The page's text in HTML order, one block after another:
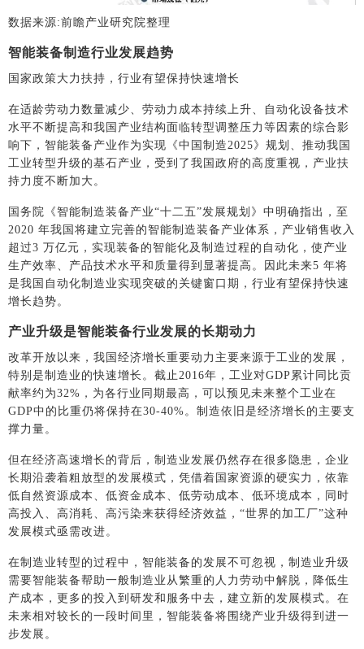
数据来源:前瞻产业研究院整理
智能装备制造行业发展趋势
国家政策大力扶持，行业有望保持快速增长
在适龄劳动力数量减少、劳动力成本持续上升、自动化设备技术
水平不断提高和我国产业结构面临转型调整压力等因素的综合影
响下，智能装备产业作为实现《中国制造2025》规划、推动我国
工业转型升级的基石产业，受到了我国政府的高度重视，产业扶
持力度不断加大。
国务院《智能制造装备产业“十二五”发展规划》中明确指出，至
2020 年我国将建立完善的智能制造装备产业体系，产业销售收入
超过3 万亿元，实现装备的智能化及制造过程的自动化，使产业
生产效率、产品技术水平和质量得到显著提高。因此未来5 年将
是我国自动化制造业实现突破的关键窗口期，行业有望保持快速
增长趋势。
产业升级是智能装备行业发展的长期动力
改革开放以来，我国经济增长重要动力主要来源于工业的发展，
特别是制造业的快速增长。截止2016年，工业对GDP累计同比贡
献率约为32%，为各行业同期最高，可以预见未来整个工业在
GDP中的比重仍将保持在30-40%。制造依旧是经济增长的主要支
撑力量。
但在经济高速增长的背后，制造业发展仍然存在很多隐患，企业
长期沿袭着粗放型的发展模式，凭借着国家资源的硬实力，依靠
低自然资源成本、低资金成本、低劳动成本、低环境成本，同时
高投入、高消耗、高污染来获得经济效益，“世界的加工厂”这种
发展模式亟需改进。
在制造业转型的过程中，智能装备的发展不可忽视，制造业升级
需要智能装备帮助一般制造业从繁重的人力劳动中解脱，降低生
产成本，更多的投入到研发和服务中去，建立新的发展模式。在
未来相对较长的一段时间里，智能装备将围绕产业升级得到进一
步发展。